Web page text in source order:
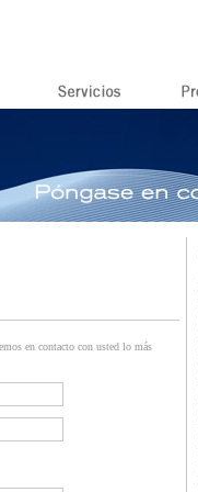
en contacto con usted lo más